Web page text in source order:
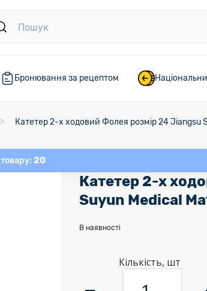
Бронювання за рецептом
Катетер 2-х ходовий Фолея розмір 24 Jiangsu
20
Катетер 2-х
Suyun Medical
В наявності
Кількість, шт